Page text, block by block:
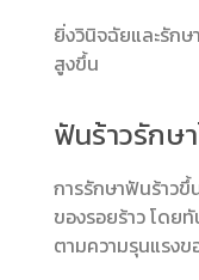
ยิ่งวินิจฉัยและรักษ
สูงขึ้น
ฟันร้าวรักษ
การรักษาฟันร้าว
ของรอยร้าว โดย
ตามความรุนแรงข